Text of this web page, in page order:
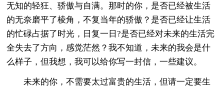
无知的轻狂、骄傲与自满。那时的你，是否已经被生活
的无奈磨平了棱角，不复当年的骄傲？是否已经让生活
的忙碌占据了时光，日复一日?是否已经对未来的生活完
全失去了方向，感觉茫然？我不知道，未来的我会是什
么样子，但我想，我可以给你写一封信，一些建议。
未来的你，不需要太过富贵的生活，但请一定要生